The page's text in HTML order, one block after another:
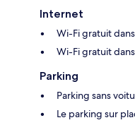
Internet
Wi-Fi gratuit
Wi-Fi gratuit
Parking
Parking sans
Le parking sur